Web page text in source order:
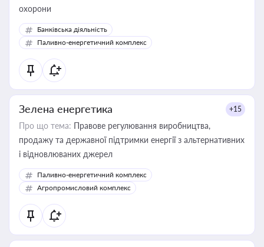
охорони
Банківська діяльність
Паливно-енергетичний комплекс
Зелена енергетика +15
Про що тема: Правове регулювання виробництва,
продажу та державної підтримки енергії з альтернативних
і відновлюваних джерел
Паливно-енергетичний комплекс
Агропромисловий комплекс